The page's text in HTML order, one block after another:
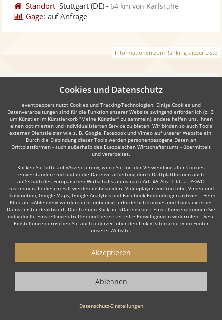
Standort: Stuttgart (DE) -64 km von Karlsruhe
Gage: auf Anfrage
Informationen zum Ranking dieser Liste
Weiter
Auch interessant:
Puppentheater Kinderschminken Clown
Starten Sie mit dem Button 'Kostenlos anfragen' eine Anfrage an die für
Sie interessanten Showkünstler - also z. B. bestimmte
Kinderanimateure. Diesen Button finden Sie auf den jeweiligen
Cookies und Datenschutz
eventpeppers nutzt Cookies und Tracking-Technologien. Einige Cookies und
Datenverarbeitungen sind für die Funktion unserer Website zwingend erforderlich (z. B.
um Künstler im Künstlerkorb "Meine Künstler" zu sammeln), andere helfen uns, Ihnen
einen optimierten und individualisierten Service zu bieten. Wir binden so auch Tools
externer Dienstleister wie z. B. Google, Facebook und Vimeo auf unserer Website ein.
Durch die Einbindung dieser Tools werden personenbezogene Daten an
Drittplattformen - auch außerhalb des Europäischen Wirtschaftsraums - übermittelt
und verarbeitet.
Klicken Sie bitte auf «Akzeptieren», wenn Sie mit der Verwendung aller Cookies
einverstanden sind und in die Datenverarbeitung durch Drittplattformen auch
außerhalb des Europäischen Wirtschaftsraums nach Art. 49 Abs. 1 lit. a DSGVO
zustimmen. In diesem Fall werden insbesondere Videoplayer von YouTube, Vimeo und
Dailymotion, Google Maps, Google Analytics und Facebook-Einbindungen aktiviert. Beim
Klick auf «Ablehnen» werden nicht unbedingt erforderlich Cookies und Tools externer
Dienstleister deaktiviert. Durch einen Klick auf «Datenschutz-Einstellungen» können Sie
individuelle Einstellungen treffen und bereits erteilte Einwilligungen widerrufen. Diese
Einstellungen erreichen Sie auch jederzeit über den Link «Datenschutz» im Footer
unserer Website.
Datenschutz-Einstellungen
Akzeptieren
Ablehnen